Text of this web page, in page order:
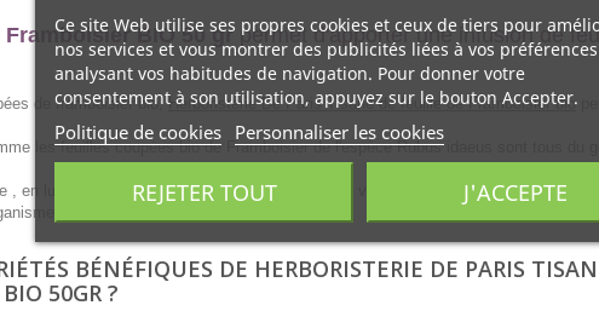
BIO 50 grpermet d'apporter une infusion de
de framboisier bio,Herboristerie De Paris Tisane de feuille de Framboisier bio
les feuilles coupées bio de Framboisier de l'espèce Rubus idaeus sont tous du
, en lui même, est le véritable ingrédient actif qui va cibler le maintien de la
BÉNÉFIQUES DE HERBORISTERIE DE PARIS
50GR ?
Ce site Web utilise ses propres cookies et ceux de tiers pour
nos services et vous montrer des publicités liées à vos
analysant vos habitudes de navigation. Pour donner votre
consentement à son utilisation, appuyez sur le bouton Accepter.
Politique de cookies Personnaliser les cookies
REJETER TOUT J'ACCEPTE